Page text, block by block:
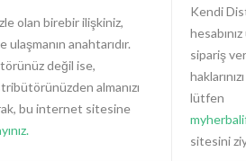
2.900,00 TL
olan birebir ilişkiniz,
anahtarıdır.
değil ise,
almanızı
bu internet sitesine
Kendi
sipariş
lütfen
sitesini